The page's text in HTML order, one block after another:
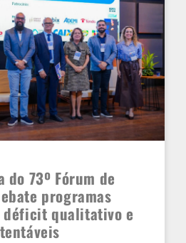
73º Fórum de
programas
qualitativo e